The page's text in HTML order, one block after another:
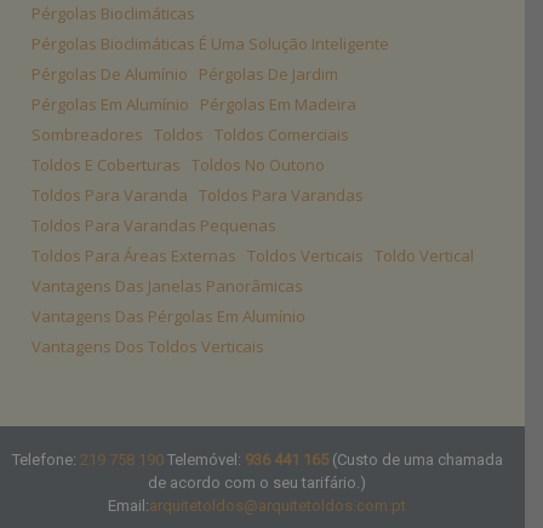
Pérgolas Bioclimáticas
Pérgolas Bioclimáticas É Uma Solução Inteligente
Pérgolas De Alumínio
Pérgolas De Jardim
Pérgolas Em Alumínio
Pérgolas Em Madeira
Sombreadores Toldos Toldos Comerciais
Toldos E Coberturas Toldos No Outono
Toldos Para Varanda Toldos Para Varandas
Toldos Para Varandas Pequenas
Toldos Para Áreas Externas Toldos Verticais Toldo Vertical
Vantagens Das Janelas Panorâmicas
Vantagens Das Pérgolas Em Alumínio
Vantagens Dos Toldos Verticais
Telefone: 219 758 190Telemóvel: 936 441 165 (Custo de uma chamada
de acordo com o seu tarifário.)
Email:arquitetoldos@arquitetoldos.com.pt